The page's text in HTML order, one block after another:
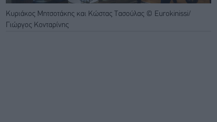
Κυριάκος Μητσοτάκης και Κώστας Τασούλας © Eurokinissi/
Γιώργος Κονταρίνης